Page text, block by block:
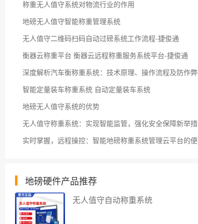
称重无人值守系统对物流行业的作用
地磅无人值守智能称重管理系统
无人值守二维码扫码自动过磅系统工作流程-捷俊通
衡器云称重平台 衡器云远程称重服务系统平台-捷俊通
深度解析汽车衡称重系统：技术原理、操作流程及防作
智能定量装车称重系统 自动定量装车系统
地磅无人值守系统的优势
无人值守称重系统：实现智能监管，强化安全保障新举措
实时掌握，远程操控：智能地磅称重系统管理云平台的
地磅硬件产品推荐
无人值守自动称重系统